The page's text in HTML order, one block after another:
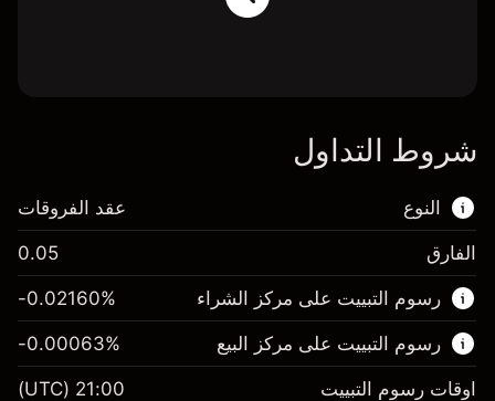
شروط التداول
النوع
هذا السوق المالي متاح للتداول من خلال عقود
الفروقات.
اعرف المزيد عن:
عقود الفروقات
عقد الفروقات
الفارق 0.05
رسوم التبييت على مركز الشراء -0.02160%
رسوم التبييت على مركز البيع -0.00063%
اوقات رسوم التبييت 21:00
(UTC)